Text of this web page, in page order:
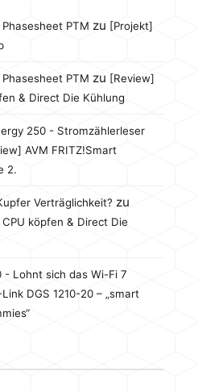
PTM zu [Projekt]
PTM zu [Review]
& Direct Die Kühlung
250 - Stromzählerleser
AVM FRITZ!Smart
2.
Verträglichkeit? zu
köpfen & Direct Die
- Lohnt sich das Wi-Fi 7
DGS 1210-20 – „smart